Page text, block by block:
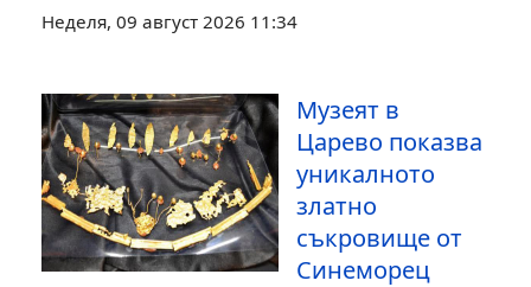
Неделя, 09 август 2026 11:34
Музеят в
Царево показва
уникалното
златно
съкровище от
Синеморец